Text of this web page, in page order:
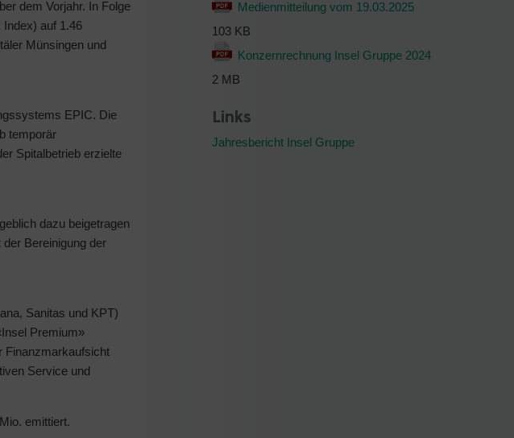
dem Vorjahr. In Folge
auf 1.46
Münsingen und
EPIC. Die
temporär
Spitalbetrieb erzielte
dazu beigetragen
Bereinigung der
Sanitas und KPT)
Premium»
Finanzmarkaufsicht
Service und
emittiert.
Medienmitteilung vom 19.03.2025
103 KB
Konzernrechnung Insel Gruppe 2024
2 MB
Links
Jahresbericht Insel Gruppe